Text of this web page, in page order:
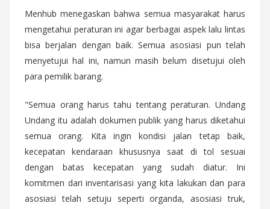
Menhub menegaskan bahwa semua masyarakat harus
mengetahui peraturan ini agar berbagai aspek lalu lintas
bisa berjalan dengan baik. Semua asosiasi pun telah
menyetujui hal ini, namun masih belum disetujui oleh
para pemilik barang.
"Semua orang harus tahu tentang peraturan. Undang
Undang itu adalah dokumen publik yang harus diketahui
semua orang. Kita ingin kondisi jalan tetap baik,
kecepatan kendaraan khususnya saat di tol sesuai
dengan batas kecepatan yang sudah diatur. Ini
komitmen dari inventarisasi yang kita lakukan dan para
asosiasi telah setuju seperti organda, asosiasi truk,